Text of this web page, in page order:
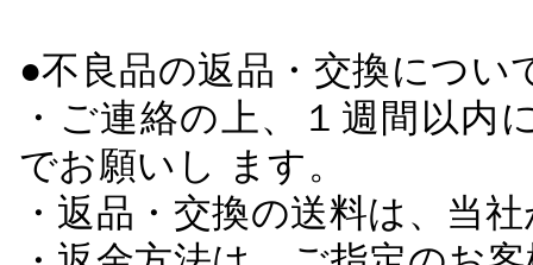
●不良品の返品・交換につい
・ご連絡の上、１週間以
でお願いし ます。
・返品・交換の送料は、当